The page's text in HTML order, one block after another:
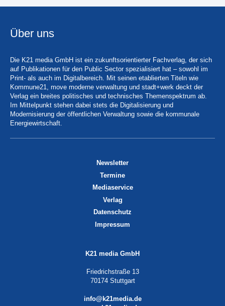
Über uns
Die K21 media GmbH ist ein zukunftsorientierter Fachverlag, der sich
auf Publikationen für den Public Sector spezialisiert hat – sowohl im
Print- als auch im Digitalbereich. Mit seinen etablierten Titeln wie
Kommune21, move moderne verwaltung und stadt+werk deckt der
Verlag ein breites politisches und technisches Themenspektrum ab.
Im Mittelpunkt stehen dabei stets die Digitalisierung und
Modernisierung der öffentlichen Verwaltung sowie die kommunale
Energiewirtschaft.
Newsletter
Termine
Mediaservice
Verlag
Datenschutz
Impressum
K21 media GmbH
Friedrichstraße 13
70174 Stuttgart
info@k21media.de